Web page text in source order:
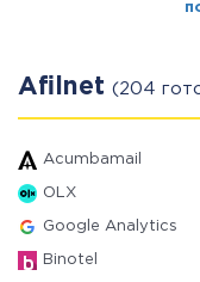
Afilnet (204
Acumbamail
OLX
Google Analytics
Binotel